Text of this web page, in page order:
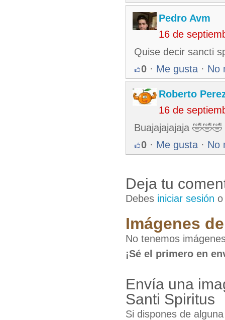
Pedro Avm
16 de
Quise decir sancti
0 · Me gusta · No
Roberto
16 de
Buajajajajaja 🤣🤣🤣
0 · Me gusta · No
Deja tu
Debes iniciar sesión
Imágenes
No tenemos
¡Sé el primero en
Envía una
Santi Spiritus
Si dispones de